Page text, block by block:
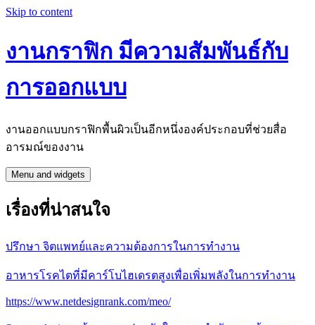
Skip to content
งานกราฟิก มีความสัมพันธ์กับ
การออกแบบ
งานออกแบบกราฟิกพื้นผิวเป็นอีกหนึ่งองค์ประกอบที่ช่วยสื่อ
อารมณ์ของงาน
Menu and widgets
เรื่องที่น่าสนใจ
ปรึกษา จิตแพทย์และความต้องการในการทำงาน
อาหารโรคไตที่มีคาร์โบไฮเดรตสูงเพื่อเพิ่มพลังในการทำงาน
https://www.netdesignrank.com/meo/